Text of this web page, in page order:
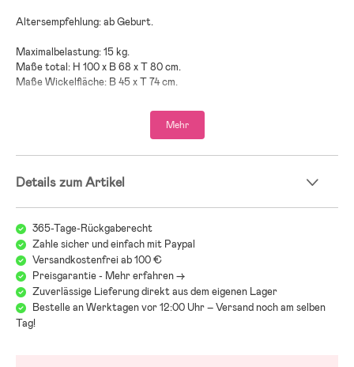
Altersempfehlung: ab Geburt.
Maximalbelastung: 15 kg.
Maße total: H 100 x B 68 x T 80 cm.
Maße Wickelfläche: B 45 x T 74 cm.
Höhe Regalbrett: 23 cm (gemessen vom Boden).
Maße zusammengeklappt: 119 x 80 x 15,5 cm.
Material: Metall, Textilien.
Luft trocknen.
Achtung! Lasse Dein Kind niemals unbeaufsichtigt.
Mehr
Details zum Artikel
365-Tage-Rückgaberecht
Zahle sicher und einfach mit Paypal
Versandkostenfrei ab 100 €
Preisgarantie - Mehr erfahren ->
Zuverlässige Lieferung direkt aus dem eigenen Lager
Bestelle an Werktagen vor 12:00 Uhr – Versand noch am selben
Tag!